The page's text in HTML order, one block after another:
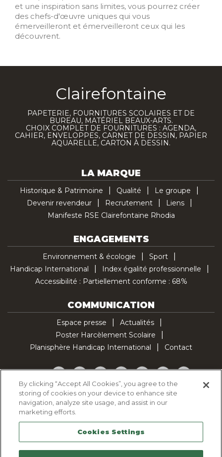
et une inspiration sans limites, vous pourrez créer
des chefs-d'œuvre uniques qui vous
émerveilleront et émerveilleront ceux qui les
découvrent.
Clairefontaine
PAPETERIE, FOURNITURES SCOLAIRES ET DE
BUREAU, MATÉRIEL BEAUX-ARTS.
CHOIX COMPLET DE FOURNITURES : AGENDA,
CAHIER, ENVELOPPES, CARNET DE DESSIN, PAPIER
AQUARELLE, CARTON À DESSIN.
LA MARQUE
Historique & Patrimoine Qualité
Le groupe
Devenir revendeur
Recrutement
Liens
Manifeste RSE Clairefontaine Rhodia
ENGAGEMENTS
Environnement & écologie
Sport
Handicap International
Index égalité professionnelle
Accessibilité : Partiellement conforme : 68%
COMMUNICATION
Espace presse
Actualités
Poster Harcèlement Scolaire
Planisphère Handicap International
Contact
Facebook
TwitterYouTubePinterestInstagramLinkedInTikTok
Politique d'utilisation des cookies
Politique de confidentialité
Mentions légales
Plan du site
Contactez-nous
By clicking “Accept All Cookies”, you agree to the
storing of cookies on your device to enhance site
navigation, analyze site usage, and assist in our
marketing efforts.
Cookies Settings